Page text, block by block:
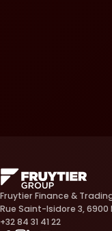
Fruytier Finance &
Rue Saint-Isidore 3,
+32 84 31 41 22